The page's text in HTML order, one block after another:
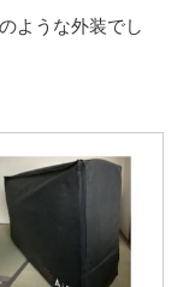
ような外装でし